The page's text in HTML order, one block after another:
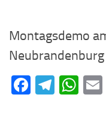
Montagsdemo
Neubrandenburg
Facebook